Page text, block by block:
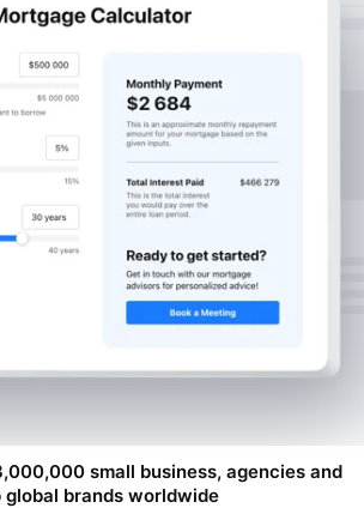
small business, agencies and
global brands worldwide